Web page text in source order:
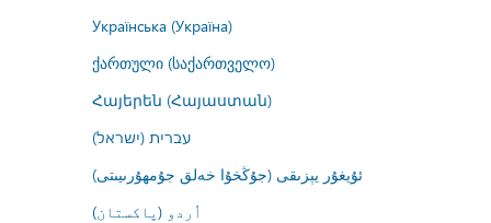
Українська (Україна)
ქართული (საქართველო)
Հայերեն (Հայաստան)
עברית (ישראל)
ئۇيغۇر يېزىقى (جۇڭخۇا خەلق جۇمھۇرىيىتى)
اُردو (پاکستان)